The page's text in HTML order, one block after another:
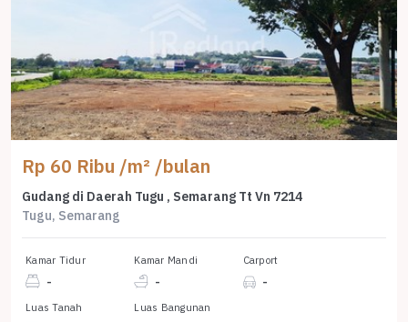
Rp 60 Ribu /m² /bulan
Gudang di Daerah Tugu , Semarang Tt Vn 7214
Tugu, Semarang
Kamar Tidur
-
Kamar Mandi
-
Carport
-
Luas Tanah Luas Bangunan